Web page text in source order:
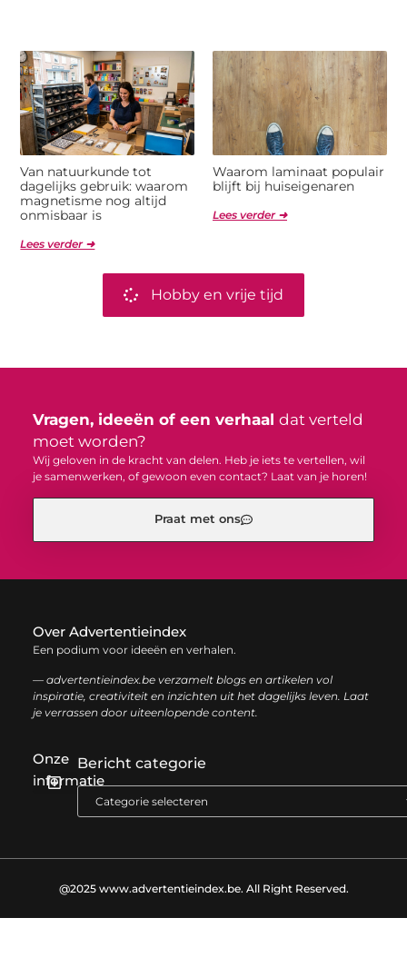
Van natuurkunde tot
dagelijks gebruik: waarom
magnetisme nog altijd
onmisbaar is
Lees verder ➜
Waarom laminaat populair
blijft bij huiseigenaren
Lees verder ➜
Hobby en vrije tijd
Vragen, ideeën of een verhaal dat verteld
moet worden?
Wij geloven in de kracht van delen. Heb je iets te vertellen, wil
je samenwerken, of gewoon even contact? Laat van je horen!
Praat met ons
Over Advertentieindex
Een podium voor ideeën en verhalen.
— advertentieindex.be verzamelt blogs en artikelen vol
inspiratie, creativiteit en inzichten uit het dagelijks leven. Laat
je verrassen door uiteenlopende content.
Onze
informatie
Bericht categorie
@2025 www.advertentieindex.be. All Right Reserved.​